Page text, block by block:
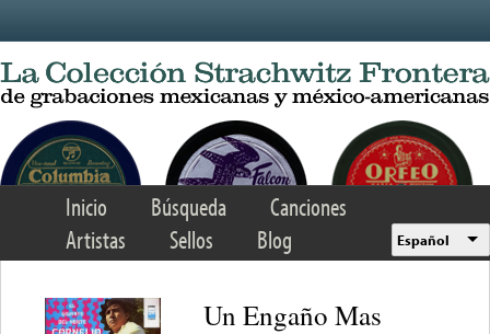
Inicio Búsqueda
Canciones
Artistas
Sellos Blog Español
Un Engaño Mas